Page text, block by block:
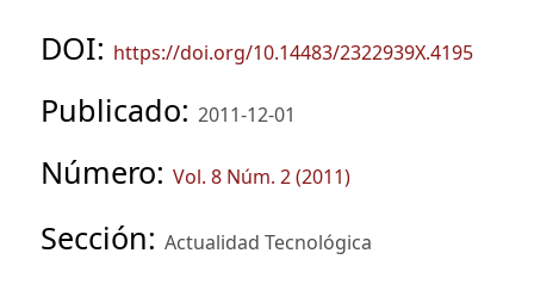
DOI: https://doi.org/10.14483/2322939X.4195
Publicado: 2011-12-01
Número: Vol. 8 Núm. 2 (2011)
Sección: Actualidad Tecnológica